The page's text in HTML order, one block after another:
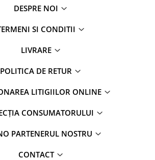
DESPRE NOI
SI CONDITII
LIVRARE
POLITICA DE RETUR
LITIGIILOR ONLINE
CONSUMATORULUI
PARTENERUL NOSTRU
CONTACT